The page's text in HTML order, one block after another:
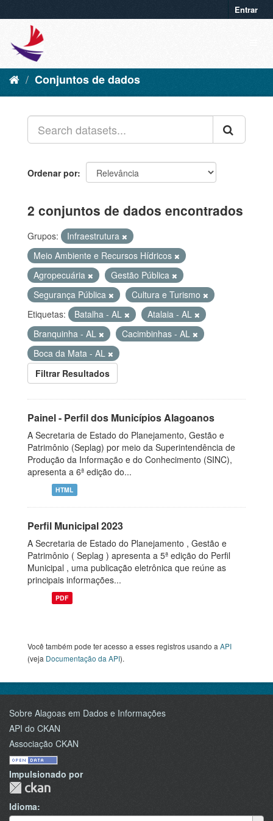
Entrar
Conjuntos de dados
Ordenar por
2 conjuntos de dados encontrados
Grupos:
Infraestrutura
Meio Ambiente e Recursos Hídricos
Agropecuária
Gestão Pública
Segurança Pública
Cultura e Turismo
Etiquetas:
Batalha - AL
Atalaia - AL
Branquinha - AL
Cacimbinhas - AL
Boca da Mata - AL
Filtrar Resultados
Painel - Perfil dos Municípios Alagoanos
A Secretaria de Estado do Planejamento, Gestão e
Patrimônio (Seplag) por meio da Superintendência de
Produção da Informação e do Conhecimento (SINC),
apresenta a 6ª edição do...
HTML
Perfil Municipal 2023
A Secretaria de Estado do Planejamento , Gestão e
Patrimônio ( Seplag ) apresenta a 5ª edição do Perfil
Municipal , uma publicação eletrônica que reúne as
principais informações...
PDF
Você também pode ter acesso a esses registros usando a API
(veja Documentação da API).
Sobre Alagoas em Dados e Informações
API do CKAN
Associação CKAN
Impulsionado por
Idioma